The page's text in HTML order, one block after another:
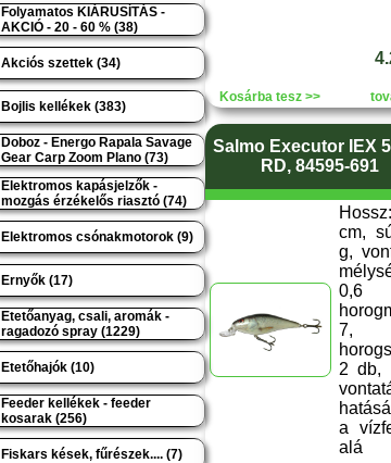
Folyamatos KIÁRUSÍTÁS -
AKCIÓ - 20 - 60 % (38)
Akciós szettek (34)
Bojlis kellékek (383)
Doboz - Energo Rapala Savage
Gear Carp Zoom Plano (73)
Elektromos kapásjelzők -
mozgás érzékelős riasztó (74)
Elektromos csónakmotorok (9)
Ernyők (17)
Etetőanyag, csali, aromák -
ragadozó spray (1229)
Etetőhajók (10)
Feeder kellékek - feeder
kosarak (256)
Fiskars kések, fűrészek.... (7)
Kosárba tesz >>
Salmo Executor IEX
RD, 84595-691
cm,
g,
0,6
7,
2 db,
a
alá